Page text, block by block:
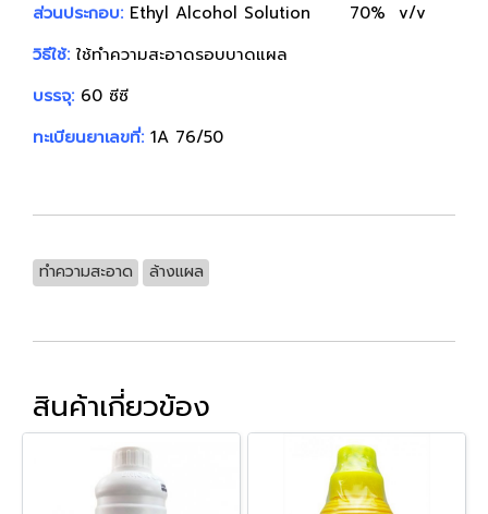
ส่วนประกอบ: Ethyl Alcohol Solution 70% v/v
วิธีใช้: ใช้ทำความสะอาดรอบบาดแผล
บรรจุ: 60 ซีซี
ทะเบียนยาเลขที่: 1A 76/50
ทำความสะอาด ล้างแผล
สินค้าเกี่ยวข้อง